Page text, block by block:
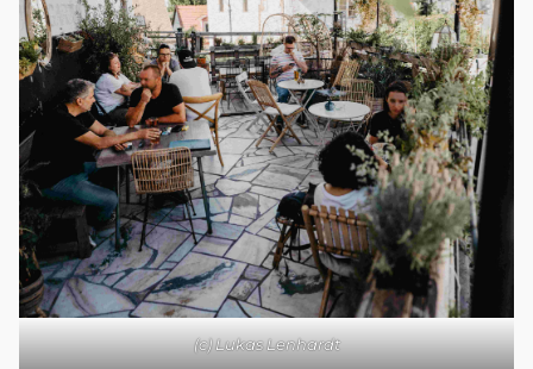
(c) Lukas Lenhardt